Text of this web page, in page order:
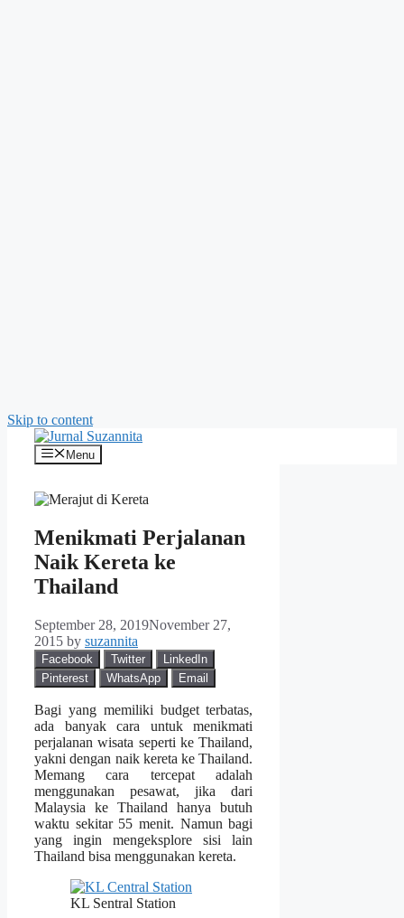
Skip to content
Menu
Menikmati Perjalanan
Naik Kereta ke
Thailand
September 28, 2019November 27,
2015 by suzannita
Facebook Twitter
LinkedIn
Pinterest
WhatsApp Email
Bagi yang memiliki budget terbatas,
ada banyak cara untuk menikmati
perjalanan wisata seperti ke Thailand,
yakni dengan naik kereta ke Thailand.
Memang cara tercepat adalah
menggunakan pesawat, jika dari
Malaysia ke Thailand hanya butuh
waktu sekitar 55 menit. Namun bagi
yang ingin mengeksplore sisi lain
Thailand bisa menggunakan kereta.
KL Sentral Station